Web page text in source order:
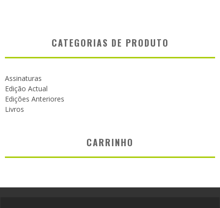
CATEGORIAS DE PRODUTO
Assinaturas
Edição Actual
Edições Anteriores
Livros
CARRINHO